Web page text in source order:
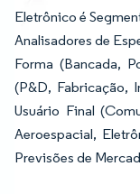
Eletrônico é
Analisadores de
Forma (Bancada,
(P&D, Fabricação,
Usuário Final
Aeroespacial,
Previsões de